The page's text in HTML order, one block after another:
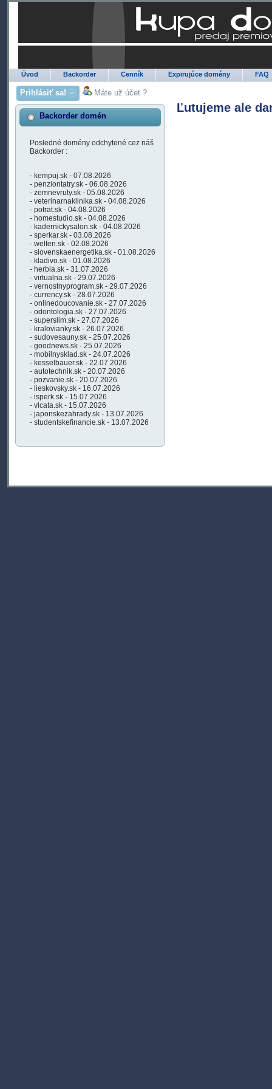
Úvod Backorder Cenník Expirujúce domény FAQ
Prihlásiť sa! Máte už účet ?
Backorder domén
Posledné domény odchytené cez náš
Backorder :
- kempuj.sk - 07.08.2026
- penziontatry.sk - 06.08.2026
- zemnevruty.sk - 05.08.2026
- veterinarnaklinika.sk - 04.08.2026
- potrat.sk - 04.08.2026
- homestudio.sk - 04.08.2026
- kadernickysalon.sk - 04.08.2026
- sperkar.sk - 03.08.2026
- welten.sk - 02.08.2026
- slovenskaenergetika.sk - 01.08.2026
- kladivo.sk - 01.08.2026
- herbia.sk - 31.07.2026
- virtualna.sk - 29.07.2026
- vernostnyprogram.sk - 29.07.2026
- currency.sk - 28.07.2026
- onlinedoucovanie.sk - 27.07.2026
- odontologia.sk - 27.07.2026
- superslim.sk - 27.07.2026
- kralovianky.sk - 26.07.2026
- sudovesauny.sk - 25.07.2026
- goodnews.sk - 25.07.2026
- mobilnysklad.sk - 24.07.2026
- kesselbauer.sk - 22.07.2026
- autotechnik.sk - 20.07.2026
- pozvanie.sk - 20.07.2026
- lieskovsky.sk - 16.07.2026
- isperk.sk - 15.07.2026
- vlcata.sk - 15.07.2026
- japonskezahrady.sk - 13.07.2026
- studentskefinancie.sk - 13.07.2026
Ľutujeme ale